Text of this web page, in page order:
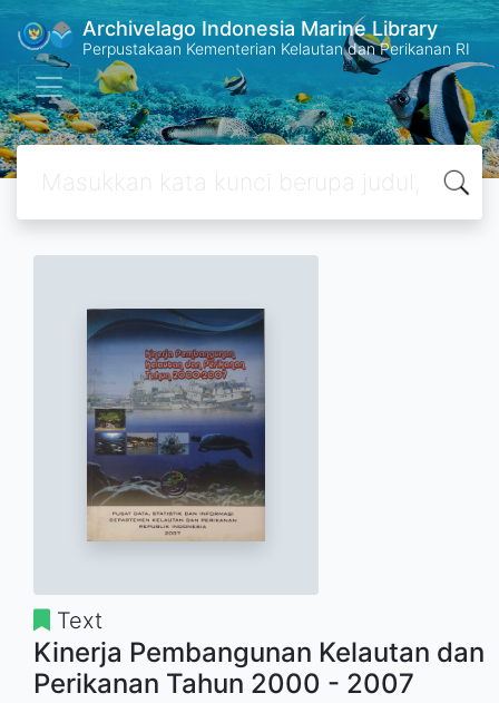
Archivelago Indonesia Marine Library
Perpustakaan Kementerian Kelautan dan Perikanan RI
Text
Kinerja Pembangunan Kelautan dan
Perikanan Tahun 2000 - 2007